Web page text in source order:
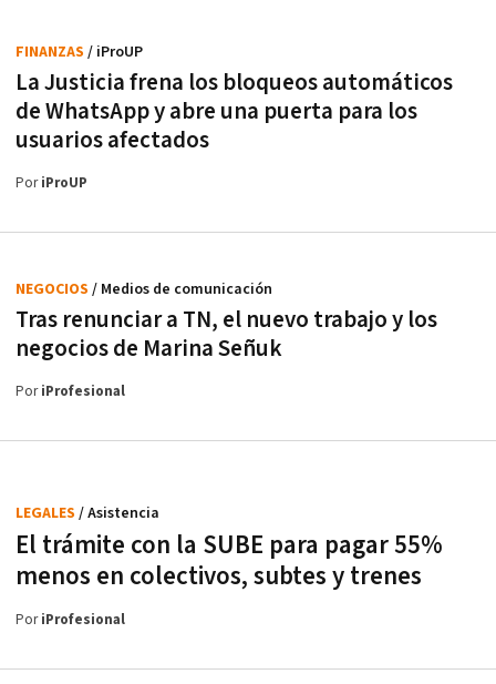
La Justicia frena los bloqueos automáticos
de WhatsApp y abre una puerta para los
usuarios afectados
FINANZAS / iProUP
PoriProUP
Tras renunciar a TN, el nuevo trabajo y los
negocios de Marina Señuk
NEGOCIOS / Medios de comunicación
PoriProfesional
El trámite con la SUBE para pagar 55%
menos en colectivos, subtes y trenes
LEGALES / Asistencia
PoriProfesional